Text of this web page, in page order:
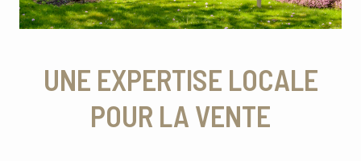
UNE EXPERTISE LOCALE
POUR LA VENTE